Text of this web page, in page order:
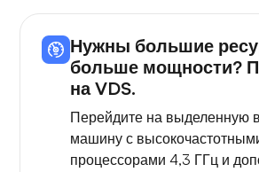
Нужны большие
больше мощности?
на VDS.
Перейдите на выделенную
машину с
процессорами 4,3 ГГц и